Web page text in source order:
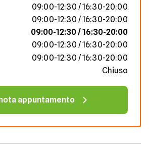
09:00-12:30 / 16:30-20:00
09:00-12:30 / 16:30-20:00
09:00-12:30 / 16:30-20:00
09:00-12:30 / 16:30-20:00
09:00-12:30 / 16:30-20:00
Chiuso
appuntamento